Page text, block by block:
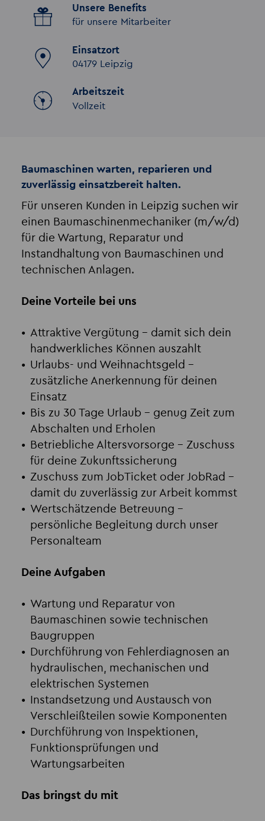
Unsere Benefits
für unsere Mitarbeiter
Einsatzort
04179 Leipzig
Arbeitszeit
Vollzeit
Baumaschinen warten, reparieren und
zuverlässig einsatzbereit halten.
Für unseren Kunden in Leipzig suchen wir
einen Baumaschinenmechaniker (m/w/d)
für die Wartung, Reparatur und
Instandhaltung von Baumaschinen und
technischen Anlagen.
Deine Vorteile bei uns
Attraktive Vergütung – damit sich dein
handwerkliches Können auszahlt
Urlaubs- und Weihnachtsgeld –
zusätzliche Anerkennung für deinen
Einsatz
Bis zu 30 Tage Urlaub – genug Zeit zum
Abschalten und Erholen
Betriebliche Altersvorsorge – Zuschuss
für deine Zukunftssicherung
Zuschuss zum JobTicket oder JobRad –
damit du zuverlässig zur Arbeit kommst
Wertschätzende Betreuung –
persönliche Begleitung durch unser
Personalteam
Deine Aufgaben
Wartung und Reparatur von
Baumaschinen sowie technischen
Baugruppen
Durchführung von Fehlerdiagnosen an
hydraulischen, mechanischen und
elektrischen Systemen
Instandsetzung und Austausch von
Verschleißteilen sowie Komponenten
Durchführung von Inspektionen,
Funktionsprüfungen und
Wartungsarbeiten
Das bringst du mit